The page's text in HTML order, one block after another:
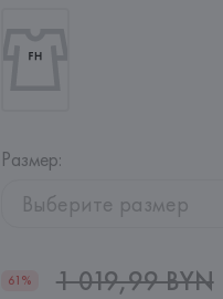
Размер:
Выберите размер
61% 1 019,99 BYN